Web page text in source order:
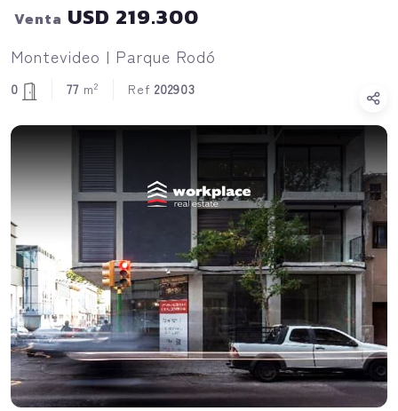
Venta USD 219.300
Montevideo | Parque Rodó
0 77 m2 Ref202903